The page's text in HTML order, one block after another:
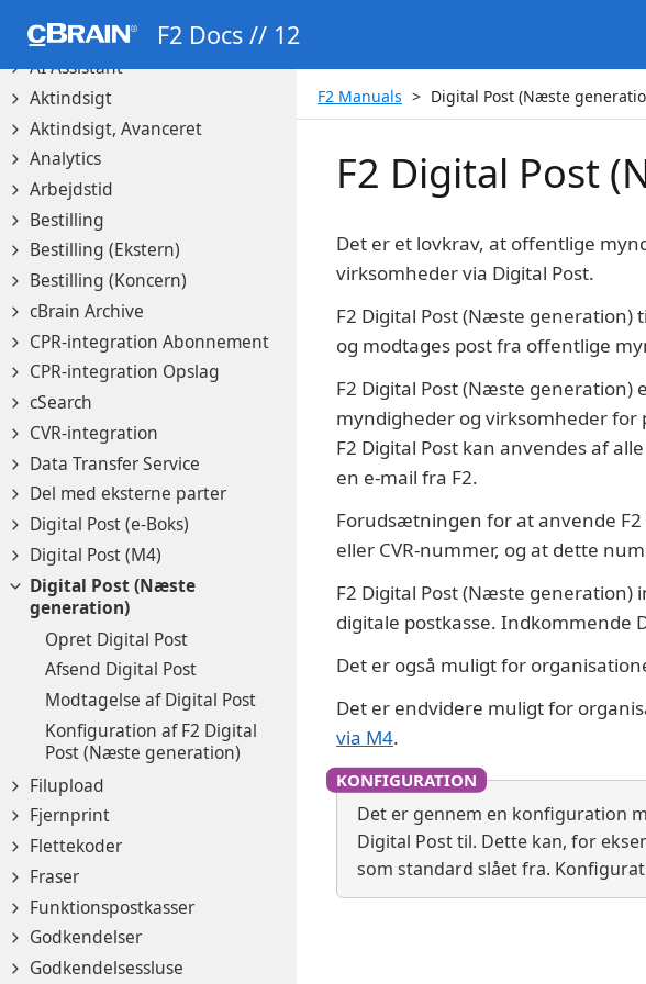
F2 Docs // 12
Administratorgodkendelser
AI Assistant
Aktindsigt
Aktindsigt, Avanceret
Analytics
Arbejdstid
Bestilling
Bestilling (Ekstern)
Bestilling (Koncern)
cBrain Archive
CPR-integration Abonnement
CPR-integration Opslag
cSearch
CVR-integration
Data Transfer Service
Del med eksterne parter
Digital Post (e-Boks)
Digital Post (M4)
Digital Post (Næste
generation)
Opret Digital Post
Afsend Digital Post
Modtagelse af Digital Post
Konfiguration af F2 Digital
Post (Næste generation)
Filupload
Fjernprint
Flettekoder
Fraser
Funktionspostkasser
Godkendelser
Godkendelsessluse
F2 Manuals Digital Post (Næste
F2 Digital Post
Det er et lovkrav, at offentlige
virksomheder via Digital Post.
F2 Digital Post (Næste generation)
og modtages post fra offentlige
F2 Digital Post (Næste
myndigheder og virksomheder for
F2 Digital Post kan anvendes af
en e-mail fra F2.
Forudsætningen for at anvende
eller CVR-nummer, og at dette
F2 Digital Post (Næste
digitale postkasse. Indkommende
Det er også muligt for
Det er endvidere muligt for
via M4.
Det er gennem en konfiguration
Digital Post til. Dette kan, for
som standard slået fra.